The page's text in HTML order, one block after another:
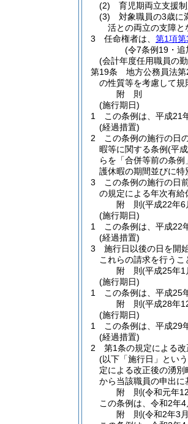
(2)
育児期両立支援
(3)
対象職員の3歳に
活との両立の支障
3
任命権者は、 第1項第
(令7条例19・追
(会計年度任用職員の
第19条
地方公務員法
の性質等を考慮して規
附 則
(施行期日)
1
この条例は、平成21
(経過措置)
2
この条例の施行の日
暇等に関する条例(平
らを「合併等前の条例
護休暇の期間並びに特
3
この条例の施行の日
の規定による年次有給
附 則(平成22年6
(施行期日)
1
この条例は、平成22
(経過措置)
3
施行日以後の日を開
これらの請求を行うこ
附 則(平成25年1
(施行期日)
1
この条例は、平成25
附 則(平成28年
(施行期日)
1
この条例は、平成29
(経過措置)
2
第1条の規定による
(以下「施行日」とい
定による改正後の湧
から当該職員の申出に
附 則(令和元年
この条例は、令和2年4
附 則(令和2年3